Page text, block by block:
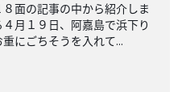
面の記事の中から紹介しま
月１９日、阿嘉島で浜下り
にごちそうを入れて...